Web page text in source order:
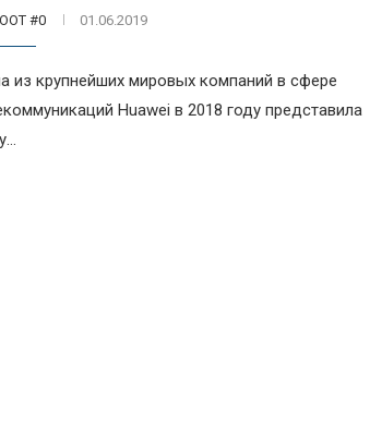
#0 01.06.2019
из крупнейших мировых компаний в сфере
Huawei в 2018 году представила